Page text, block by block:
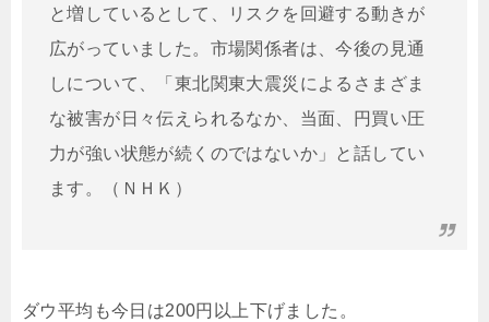
と増しているとして、リスクを回避する動きが
広がっていました。市場関係者は、今後の見通
しについて、「東北関東大震災によるさまざま
な被害が日々伝えられるなか、当面、円買い圧
力が強い状態が続くのではないか」と話してい
ます。（ＮＨＫ）
ダウ平均も今日は200円以上下げました。